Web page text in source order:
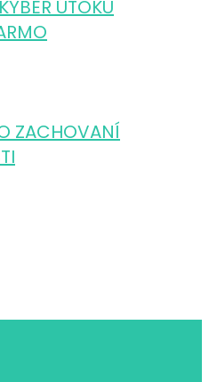
ÚTOKU
ZACHOVANÍ